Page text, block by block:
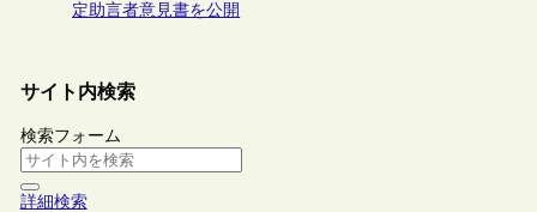
定助言者意見書を公開
サイト内検索
検索フォーム
詳細検索